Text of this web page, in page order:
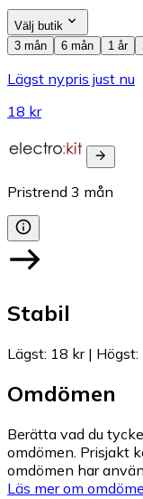
Välj butik
3 mån
6 mån 1 år
Lägst nypris just nu
18 kr
Pristrend 3 mån
Stabil
Lägst: 18 kr| Högst:
Omdömen
Berätta vad du
omdömen. Prisjakt
omdömen har
Läs mer om